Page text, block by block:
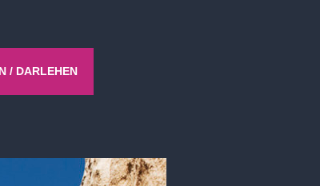
/ DARLEHEN